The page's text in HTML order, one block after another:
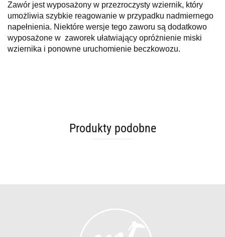
Zawór jest wyposażony w przezroczysty wziernik, który
umożliwia szybkie reagowanie w przypadku nadmiernego
napełnienia. Niektóre wersje tego zaworu są dodatkowo
wyposażone w zaworek ułatwiający opróżnienie miski
wziernika i ponowne uruchomienie beczkowozu.
Produkty podobne